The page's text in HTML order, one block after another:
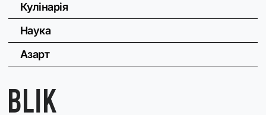
Кулінарія
Наука
Азарт